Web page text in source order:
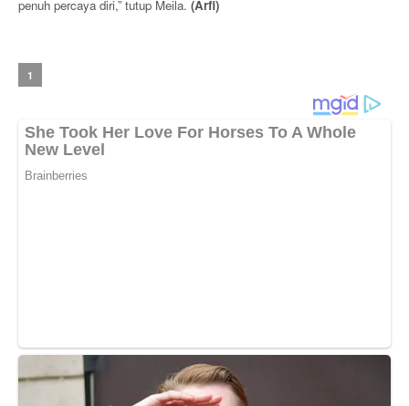
penuh percaya diri,” tutup Meila. (Arfi)
1